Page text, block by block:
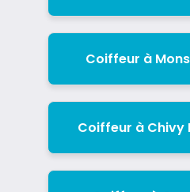
Coiffeur à
Coiffeur à Chivy